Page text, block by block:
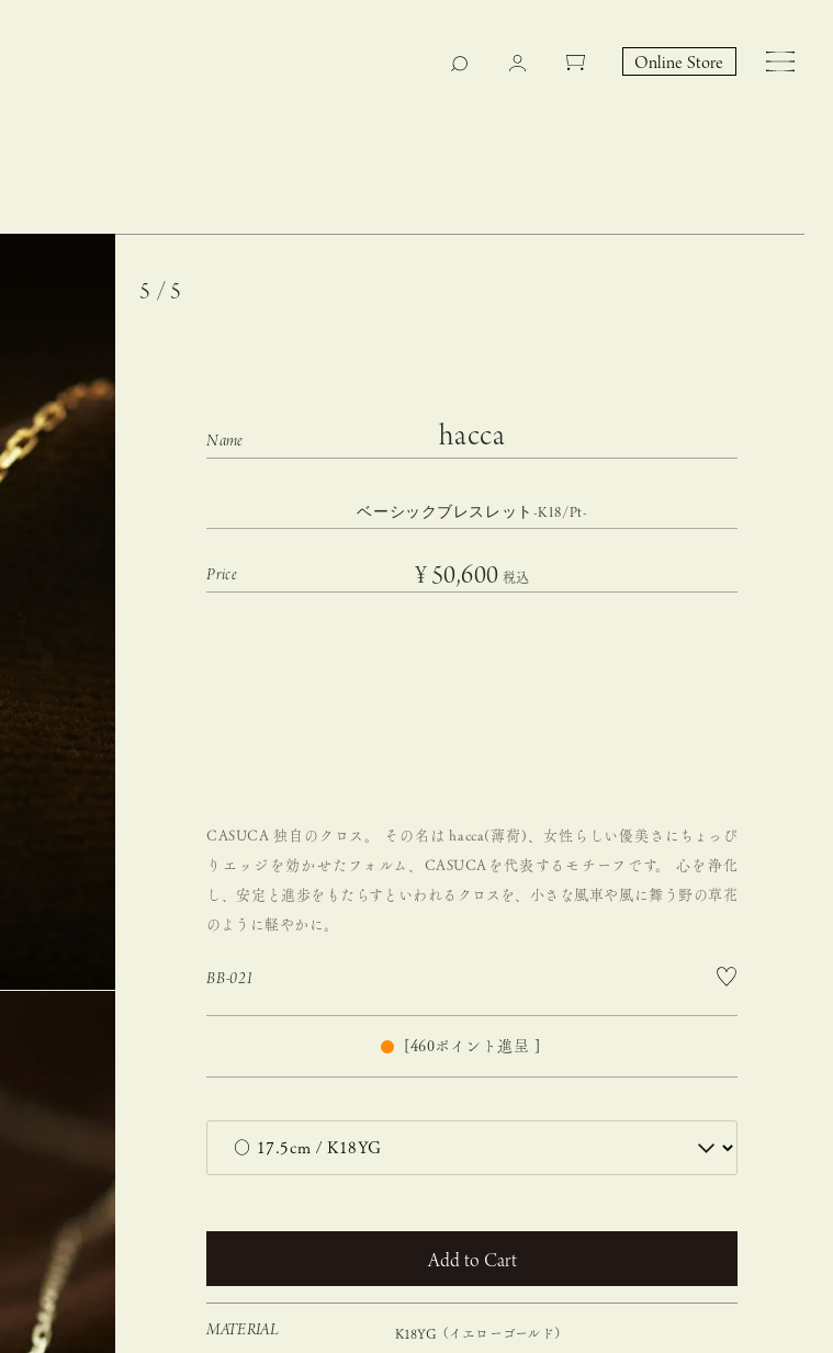
CASUCA et mo
コラボレーションブランド
CASUCAと満島ひかりの
コラボレーションブランド
Event, News
EY Collection 誕生のお知らせ 山際恵美子さん × CAS
UCA
Online Store
5 / 5
hacca
ベーシックブレスレット-K18/Pt-
¥50,600 税込
CASUCA 独自のクロス。 その名は hacca(薄荷)、女性らしい優美さにちょっぴ
りエッジを効かせたフォルム、CASUCAを代表するモチーフです。 心を浄化
し、安定と進歩をもたらすといわれるクロスを、小さな風車や風に舞う野の草花
のように軽やかに。
BB-021
460ポイント進呈 ]
カートに入れる
MATERIAL K18YG（イエローゴールド）